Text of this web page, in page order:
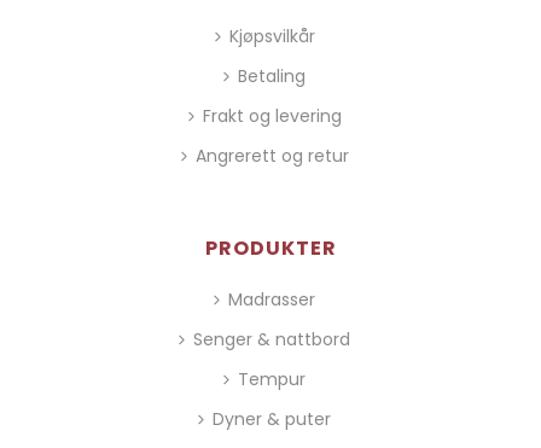
Kjøpsvilkår
Betaling
Frakt og levering
Angrerett og retur
PRODUKTER
Madrasser
Senger & nattbord
Tempur
Dyner & puter